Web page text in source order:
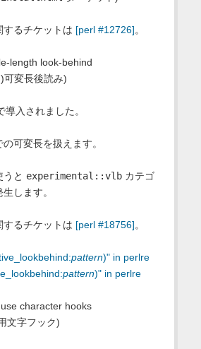
するチケットは [perl #12726]。
length look-behind
可変長後読み)
入されました。
可変長を扱えます。
うと experimental::vlbカテゴ
します。
するチケットは [perl #18756]。
pattern)" in perlre
pattern)" in perlre
character hooks
文字フック)